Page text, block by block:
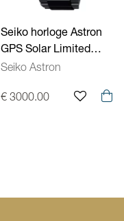
Seiko horloge Astron
GPS Solar Limited
Edition SSH187J1
Seiko Astron
€ 3000.00